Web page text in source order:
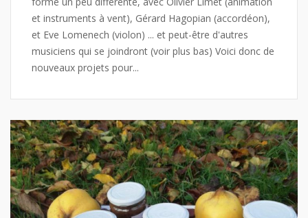
et instruments à vent), Gérard Hagopian (accordéon),
et Eve Lomenech (violon) ... et peut-être d'autres
musiciens qui se joindront (voir plus bas) Voici donc de
nouveaux projets pour...